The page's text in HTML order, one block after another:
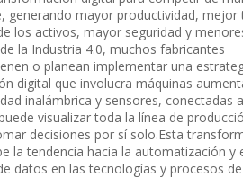
generando mayor productividad, mejor
los activos, mayor seguridad y
la Industria 4.0, muchos fabricantes
o planean implementar una
digital que involucra máquinas
inalámbrica y sensores, conectadas
visualizar toda la línea de
decisiones por sí solo.Esta
la tendencia hacia la automatización y
datos en las tecnologías y procesos de